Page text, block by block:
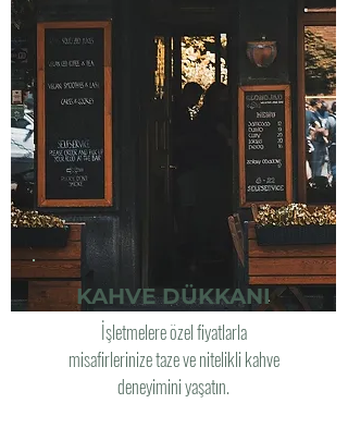
KAHVE DÜKKANI
İşletmelere özel fiyatlarla
misafirlerinize taze ve nitelikli kahve
deneyimini yaşatın.